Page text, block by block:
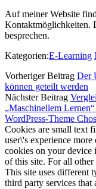
Auf meiner Website
Kontaktmöglichkeiten.
besprechen.
Kategorien:E-Learning
Vorheriger Beitrag Der
können geteilt werden
Nächster Beitrag
„Maschinellem
WordPress-Theme
Cookies are small text
user\'s experience
cookies on your device
of this site. For all
This site uses different
third party services that